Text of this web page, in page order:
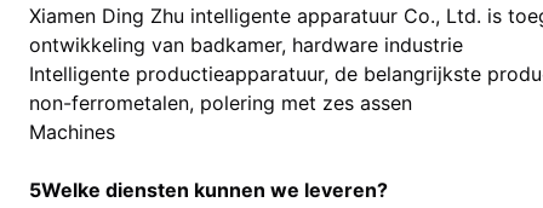
Xiamen Ding Zhu intelligente apparatuur Co., Ltd. is
ontwikkeling van badkamer, hardware industrie
Intelligente productieapparatuur, de belangrijkste
non-ferrometalen, polering met zes assen
Machines
5Welke diensten kunnen we leveren?